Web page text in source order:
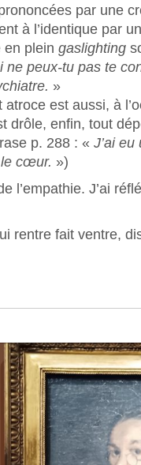
par une
à l’identique par
en plein gaslighting
ne peux-tu pas te
»
est aussi, à
drôle, enfin, tout
p. 288 : « J’ai
le cœur. »)
l’empathie. J’ai
rentre fait ventre,